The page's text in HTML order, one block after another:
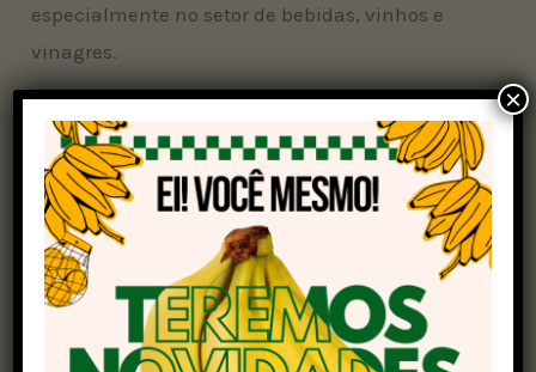
especialmente no setor de bebidas, vinhos e
vinagres.
por meio do Vigifronteiras e do Serviço Regional
de Operações Avançadas de Fiscalização e
Combate a Fraudes do Departamento de
Inspeção de Produtos de Origem Vegetal.
Durante a empreitada, mais de 54 mil litros de
bebidas foram apreendidas de forma cautelar.
×